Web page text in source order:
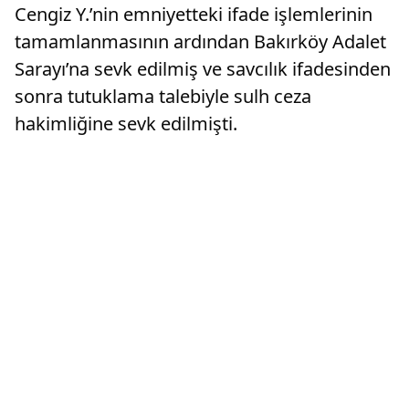
Cengiz Y.’nin emniyetteki ifade işlemlerinin
tamamlanmasının ardından Bakırköy Adalet
Sarayı’na sevk edilmiş ve savcılık ifadesinden
sonra tutuklama talebiyle sulh ceza
hakimliğine sevk edilmişti.